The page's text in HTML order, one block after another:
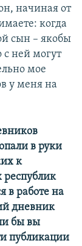
начиная от
когда
сын – якобы
с ней могут
мое
у меня на
в руки
к
республик
в работе на
дневник
бы вы
публикации